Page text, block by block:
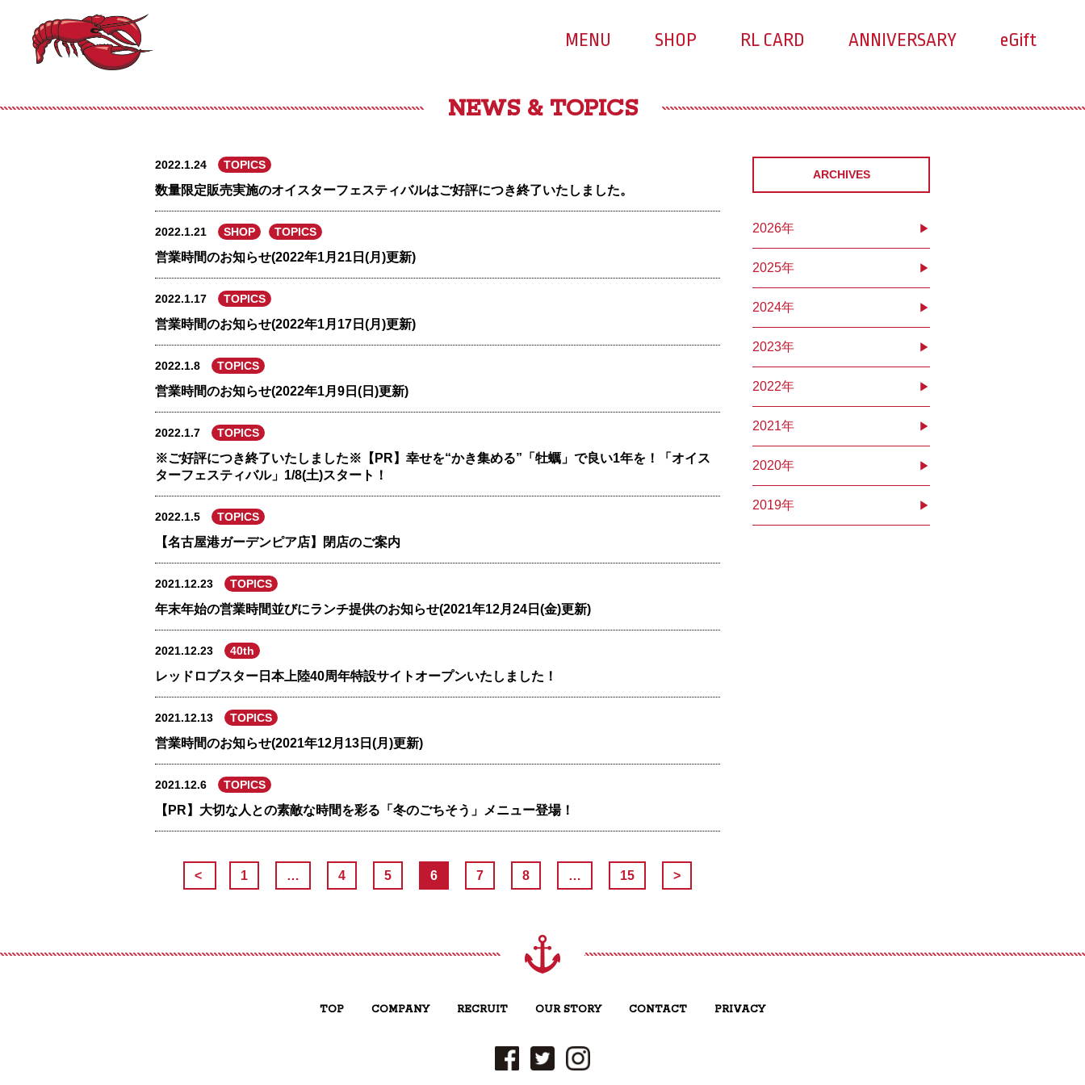
MENU SHOP RL CARD ANNIVERSARY eGift
NEWS & TOPICS
2022.1.24 TOPICS
数量限定販売実施のオイスターフェスティバルはご好評につき終了いたしました。
2022.1.21 SHOP TOPICS
営業時間のお知らせ(2022年1月21日(月)更新)
2022.1.17 TOPICS
営業時間のお知らせ(2022年1月17日(月)更新)
2022.1.8 TOPICS
営業時間のお知らせ(2022年1月9日(日)更新)
2022.1.7 TOPICS
※ご好評につき終了いたしました※【PR】幸せを“かき集める”「牡蠣」で良い1年を！「オイス
ターフェスティバル」1/8(土)スタート！
2022.1.5 TOPICS
【名古屋港ガーデンピア店】閉店のご案内
2021.12.23 TOPICS
年末年始の営業時間並びにランチ提供のお知らせ(2021年12月24日(金)更新)
2021.12.23 40th
レッドロブスター日本上陸40周年特設サイトオープンいたしました！
2021.12.13 TOPICS
営業時間のお知らせ(2021年12月13日(月)更新)
2021.12.6 TOPICS
【PR】大切な人との素敵な時間を彩る「冬のごちそう」メニュー登場！
< 1 … 4 5 6 7 8 … 15 >
ARCHIVES
2026
2025
2024
2023
2022
2021
2020
2019
TOP COMPANY RECRUIT OUR STORY CONTACT PRIVACY